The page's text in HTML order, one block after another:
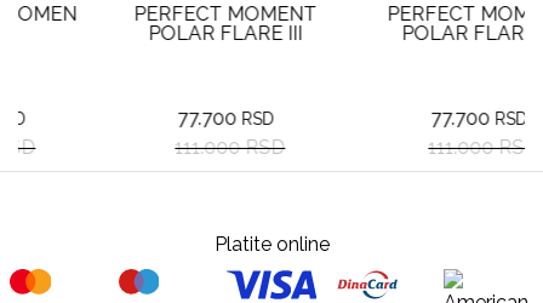
PERFECT MOMENT
POLAR FLARE III
RSD
111.000 RSD
PERFECT MOMENT
POLAR FLARE III
RSD
111.000 RSD
Platite online